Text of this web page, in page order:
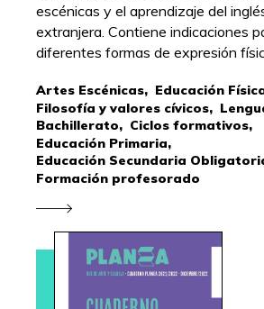
escénicas y el aprendizaje del
extranjera. Contiene indicaciones
diferentes formas de expresión
Artes Escénicas, Educación
Filosofía y valores cívicos,
Bachillerato, Ciclos formativos,
Educación Primaria,
Educación Secundaria
Formación profesorado